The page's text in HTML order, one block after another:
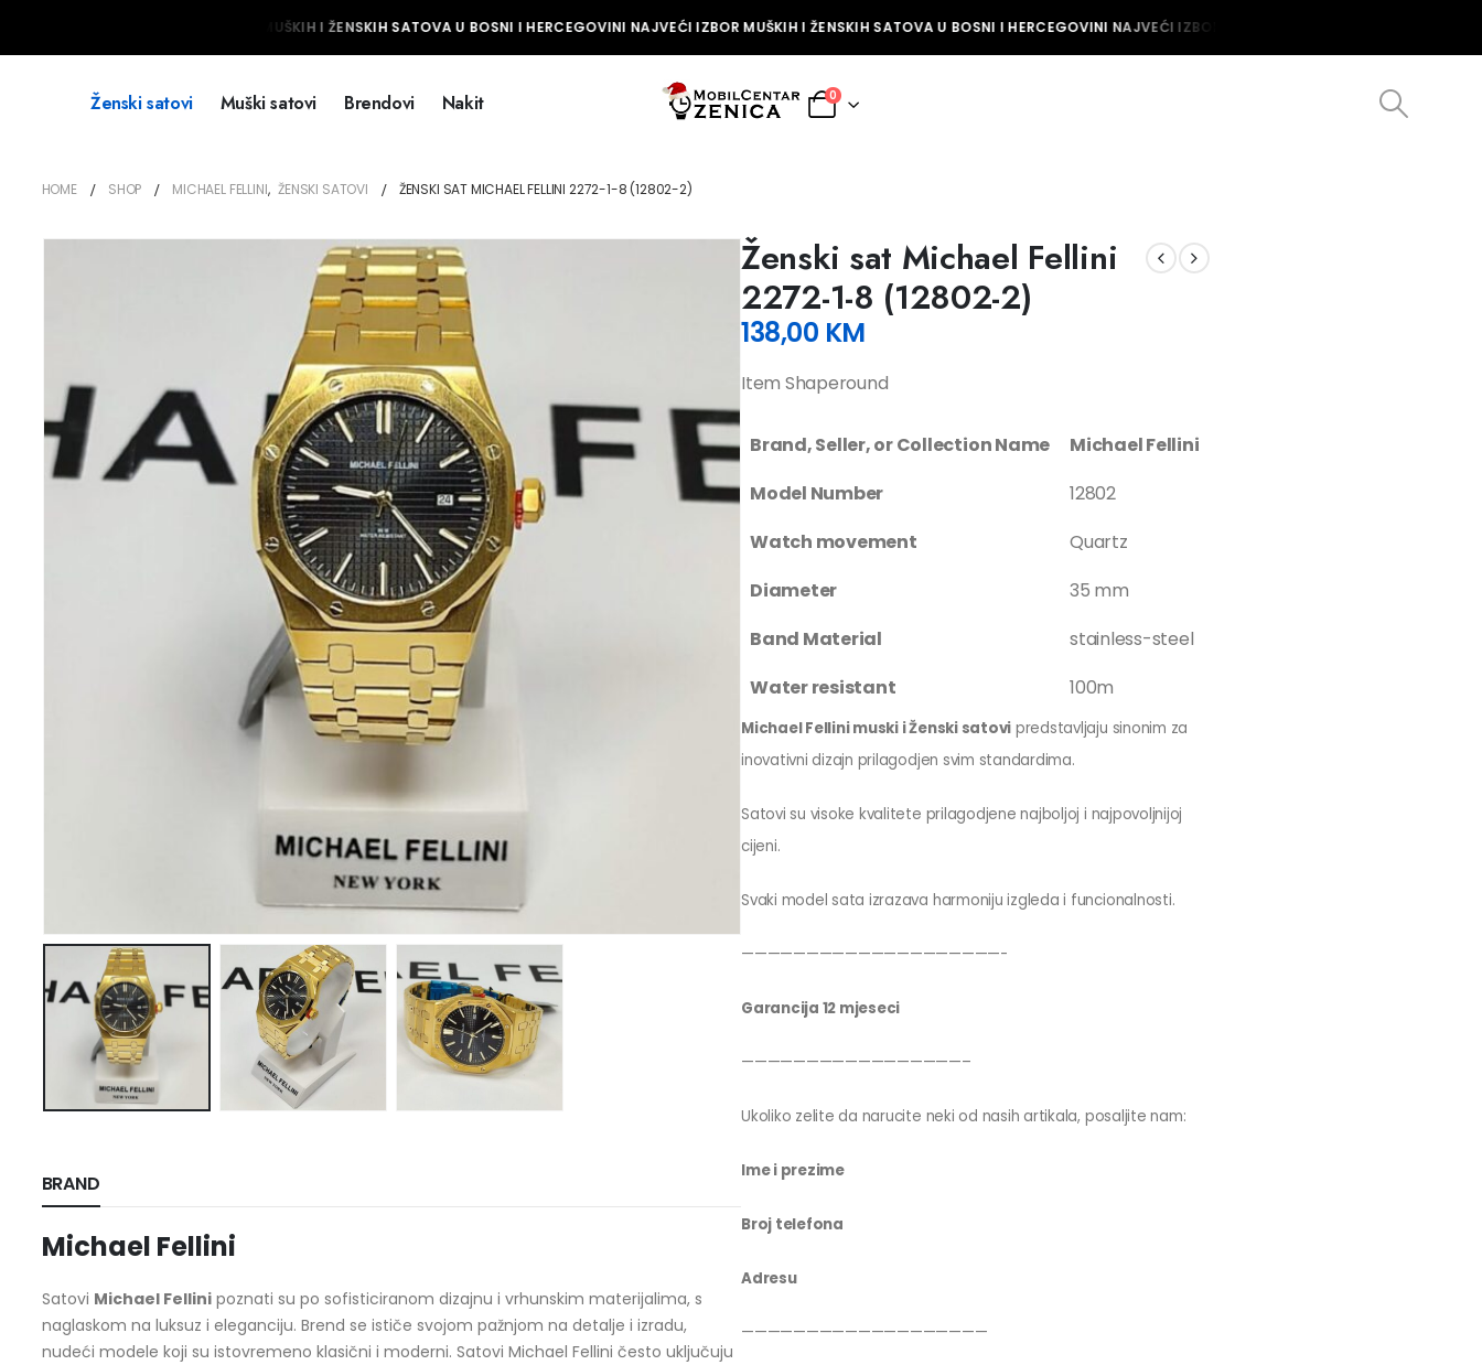
NAJVEĆI IZBOR MUŠKIH I ŽENSKIH SATOVA U BOSNI I HERCEGOVINI NAJVEĆI IZBOR MUŠKIH I ŽENSKIH SATOVA U BOSNI I HERCEGOVINI NAJVEĆI IZBOR MUŠKIH I ŽENSKIH SATOVA U
Ženski satovi Muški satovi Brendovi Nakit 0
HOME SHOP MICHAEL FELLINI, ŽENSKI SATOVI ŽENSKI SAT MICHAEL FELLINI 2272-1-8 (12802-2)
BRAND
Michael Fellini
Satovi Michael Fellinipoznati su po sofisticiranom dizajnu i vrhunskim materijalima, s
naglaskom na luksuz i eleganciju. Brend se ističe svojom pažnjom na detalje i izradu,
nudeći modele koji su istovremeno klasični i moderni. Satovi Michael Fellini često uključuju
Ženski sat Michael Fellini
2272-1-8 (12802-2)
138,00 KM
Item Shaperound
Brand, Seller, or Collection Name
Michael Fellini
Model Number
12802
Watch movement
Quartz
Diameter
35 mm
Band Material
stainless-steel
Water resistant
100m
Michael Fellini muski i Ženski satovi predstavljaju sinonim za
inovativni dizajn prilagodjen svim standardima.
Satovi su visoke kvalitete prilagodjene najboljoj i najpovoljnijoj
cijeni.
Svaki model sata izrazava harmoniju izgleda i funcionalnosti.
————————————————————-
Garancija 12 mjeseci
—————————————————–
Ukoliko zelite da narucite neki od nasih artikala, posaljite nam:
Ime i prezime
Broj telefona
Adresu
———————————————————